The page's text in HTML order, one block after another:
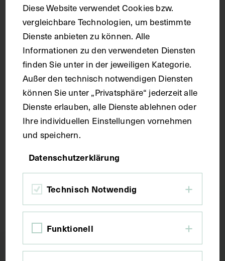
Porträt von Johann Ulrich von Bilguer,
mit handschriftlich hinzugefügten
Lebensdaten
Diese Website verwendet Cookies bzw.
vergleichbare Technologien, um bestimmte
Dienste anbieten zu können. Alle
Informationen zu den verwendeten Diensten
finden Sie unter in der jeweiligen Kategorie.
Außer den technisch notwendigen Diensten
können Sie unter „Privatsphäre“ jederzeit alle
Dienste erlauben, alle Dienste ablehnen oder
Ihre individuellen Einstellungen vornehmen
und speichern.
Datenschutzerklärung
Technisch Notwendig
Funktionell